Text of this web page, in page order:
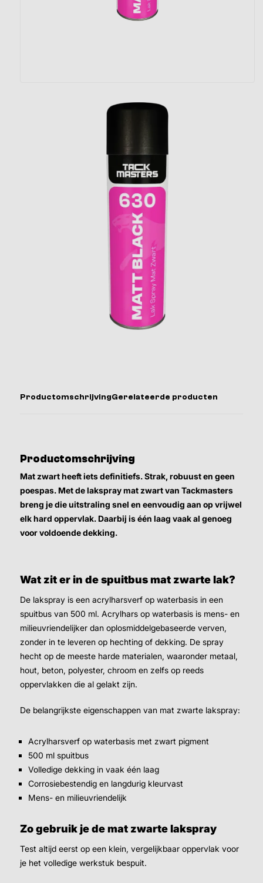
ProductomschrijvingGerelateerde producten
Productomschrijving
Mat zwart heeft iets definitiefs. Strak, robuust en geen
poespas. Met de lakspray mat zwart van Tackmasters
breng je die uitstraling snel en eenvoudig aan op vrijwel
elk hard oppervlak. Daarbij is één laag vaak al genoeg
voor voldoende dekking.
Wat zit er in de spuitbus mat zwarte lak?
De lakspray is een acrylharsverf op waterbasis in een
spuitbus van 500 ml. Acrylhars op waterbasis is mens- en
milieuvriendelijker dan oplosmiddelgebaseerde verven,
zonder in te leveren op hechting of dekking. De spray
hecht op de meeste harde materialen, waaronder metaal,
hout, beton, polyester, chroom en zelfs op reeds
oppervlakken die al gelakt zijn.
De belangrijkste eigenschappen van mat zwarte lakspray:
Acrylharsverf op waterbasis met zwart pigment
500 ml spuitbus
Volledige dekking in vaak één laag
Corrosiebestendig en langdurig kleurvast
Mens- en milieuvriendelijk
Zo gebruik je de mat zwarte lakspray
Test altijd eerst op een klein, vergelijkbaar oppervlak voor
je het volledige werkstuk bespuit.